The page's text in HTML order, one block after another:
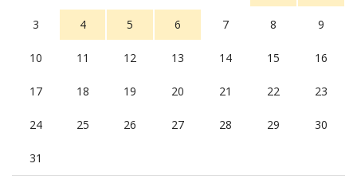
3 4 5 6 7 8 9
10 11 12 13 14 15 16
17 18 19 20 21 22 23
24 25 26 27 28 29 30
31